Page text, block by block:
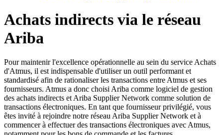
Achats indirects via le réseau
Ariba
Pour maintenir l'excellence opérationnelle au sein du service Achats
d'Atmus, il est indispensable d'utiliser un outil performant et
standardisé afin de rationaliser les transactions entre Atmus et ses
fournisseurs. Atmus a donc choisi Ariba comme logiciel de gestion
des achats indirects et Ariba Supplier Network comme solution de
transactions électroniques. En tant que fournisseur privilégié, vous
êtes invité à rejoindre notre réseau Ariba Supplier Network et à
commencer à effectuer des transactions électroniques avec Atmus,